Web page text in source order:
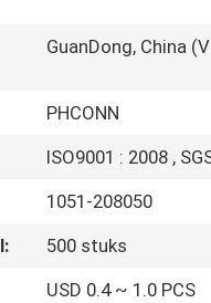
GuanDong, China
PHCONN
ISO9001 : 2008 ,
1051-208050
500 stuks
USD 0.4 ~ 1.0 PCS